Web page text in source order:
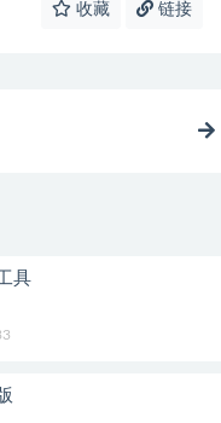
收藏 链接
具